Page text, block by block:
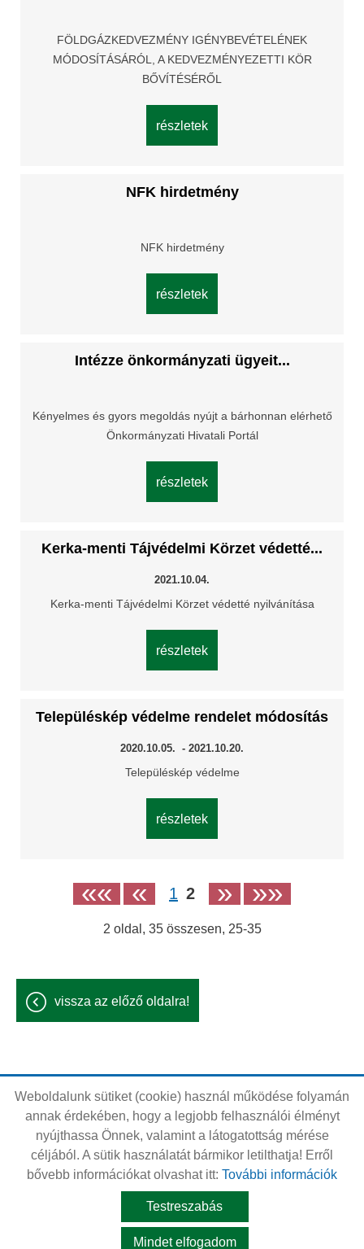
FÖLDGÁZKEDVEZMÉNY IGÉNYBEVÉTELÉNEK
MÓDOSÍTÁSÁRÓL, A KEDVEZMÉNYEZETTI KÖR
BŐVÍTÉSÉRŐL
részletek
NFK hirdetmény
NFK hirdetmény
részletek
Intézze önkormányzati ügyeit...
Kényelmes és gyors megoldás nyújt a bárhonnan elérhető
Önkormányzati Hivatali Portál
részletek
Kerka-menti Tájvédelmi Körzet védetté...
2021.10.04.
Kerka-menti Tájvédelmi Körzet védetté nyilvánítása
részletek
Településkép védelme rendelet módosítás
2020.10.05. - 2021.10.20.
Településkép védelme
részletek
«« « 1 2 » »»
2 oldal, 35 összesen, 25-35
vissza az előző oldalra!
© 2026 - Minden jog fenntartva
Oldal információk
Adatkezelési tájékoztató
Impresszum
Sütik kezelése
Akadálymentesítési nyilatkozat
Mindet elfogadom
Testreszabás
Weboldalunk sütiket (cookie) használ működése folyamán
annak érdekében, hogy a legjobb felhasználói élményt
nyújthassa Önnek, valamint a látogatottság mérése
céljából. A sütik használatát bármikor letilthatja! Erről
bővebb információkat olvashat itt: További információk